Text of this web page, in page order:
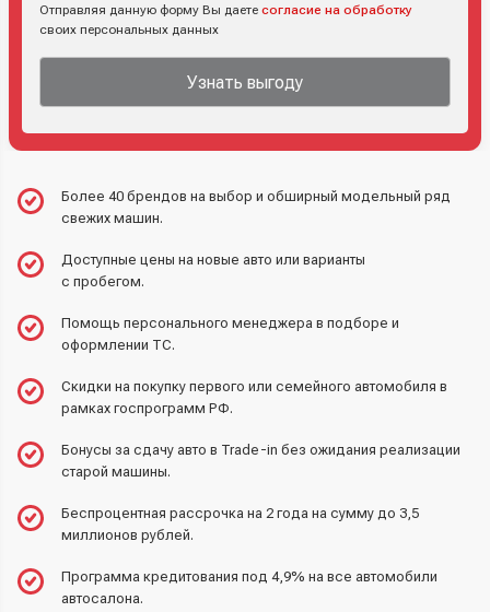
Отправляя данную форму Вы даете согласие на обработку
своих персональных данных
Узнать выгоду
Более 40 брендов на выбор и обширный модельный ряд
свежих машин.
Доступные цены на новые авто или варианты
с пробегом.
Помощь персонального менеджера в подборе и
оформлении ТС.
Скидки на покупку первого или семейного автомобиля в
рамках госпрограмм РФ.
Бонусы за сдачу авто в Trade-in без ожидания реализации
старой машины.
Беспроцентная рассрочка на 2 года на сумму до 3,5
миллионов рублей.
Программа кредитования под 4,9% на все автомобили
автосалона.